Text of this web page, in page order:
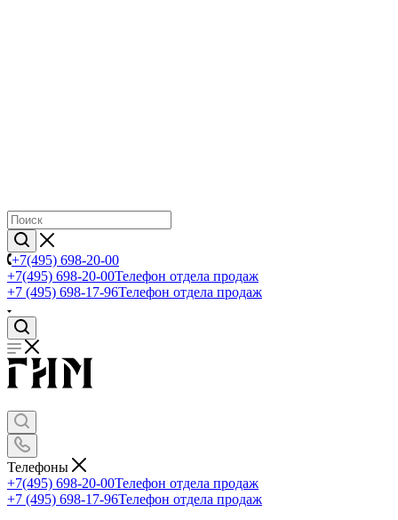
+7(495) 698-20-00
+7(495) 698-20-00Телефон отдела продаж
+7 (495) 698-17-96Телефон отдела продаж
Телефоны
+7(495) 698-20-00Телефон отдела продаж
+7 (495) 698-17-96Телефон отдела продаж